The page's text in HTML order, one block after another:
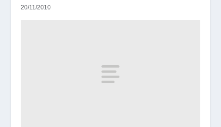
20/11/2010